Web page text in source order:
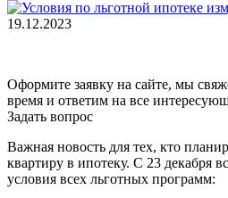
19.12.2023
Оформите заявку на сайте, мы
время и ответим на все
Задать вопрос
Важная новость для тех, кто
квартиру в ипотеку. С 23 декабря
условия всех льготных программ: